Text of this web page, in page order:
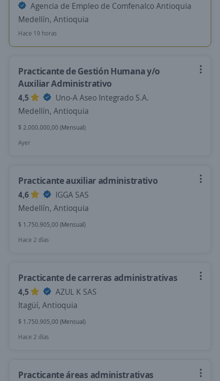
Agencia de Empleo de Comfenalco Antioquia
Medellín, Antioquia
Hace 19 horas
Practicante de Gestión Humana y/o
Auxiliar Administrativo
4,5
Uno-A Aseo Integrado S.A.
Medellín, Antioquia
$ 2.000.000,00 (Mensual)
Ayer
Practicante auxiliar administrativo
4,6
IGGA SAS
Medellín, Antioquia
$ 1.750.905,00 (Mensual)
Hace 2 días
Practicante de carreras administrativas
4,5
AZUL K SAS
Itagüí, Antioquia
$ 1.750.905,00 (Mensual)
Hace 2 días
Practicante áreas administrativas